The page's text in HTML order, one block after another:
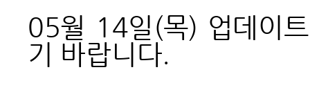
05월 14일(목) 업데이
기 바랍니다.